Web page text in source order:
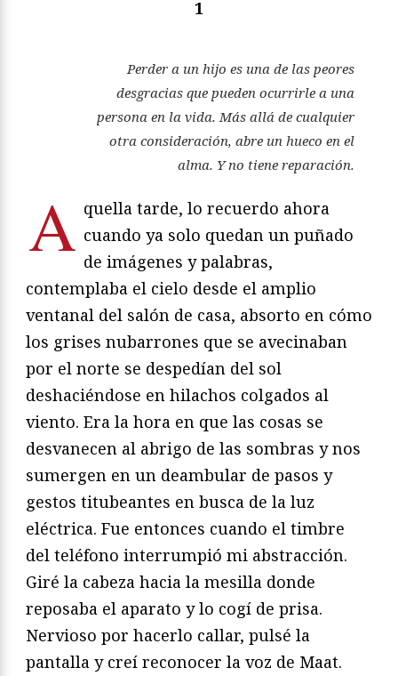
1
Perder a un hijo es una de las peores
desgracias que pueden ocurrirle a una
persona en la vida. Más allá de cualquier
otra consideración, abre un hueco en el
alma. Y no tiene reparación.
A quella tarde, lo recuerdo ahora
cuando ya solo quedan un puñado
de imágenes y palabras,
contemplaba el cielo desde el amplio
ventanal del salón de casa, absorto en cómo
los grises nubarrones que se avecinaban
por el norte se despedían del sol
deshaciéndose en hilachos colgados al
viento. Era la hora en que las cosas se
desvanecen al abrigo de las sombras y nos
sumergen en un deambular de pasos y
gestos titubeantes en busca de la luz
eléctrica. Fue entonces cuando el timbre
del teléfono interrumpió mi abstracción.
Giré la cabeza hacia la mesilla donde
reposaba el aparato y lo cogí de prisa.
Nervioso por hacerlo callar, pulsé la
pantalla y creí reconocer la voz de Maat.